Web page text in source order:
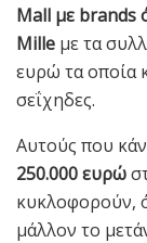
Mall με brands
Mille με τα
ευρώ τα οποία
σεΐχηδες.
Αυτούς που
250.000 ευρώ
κυκλοφορούν,
μάλλον το